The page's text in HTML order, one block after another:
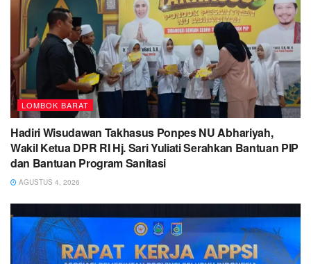
LOMBOK BARAT
Hadiri Wisudawan Takhasus Ponpes NU Abhariyah,
Wakil Ketua DPR RI Hj. Sari Yuliati Serahkan Bantuan PIP
dan Bantuan Program Sanitasi
AGUSTUS 4, 2026